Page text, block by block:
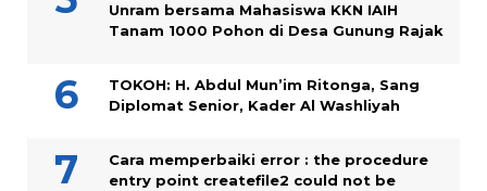
Unram bersama Mahasiswa KKN IAIH
Tanam 1000 Pohon di Desa Gunung Rajak
TOKOH: H. Abdul Mun’im Ritonga, Sang
Diplomat Senior, Kader Al Washliyah
Cara memperbaiki error : the procedure
entry point createfile2 could not be